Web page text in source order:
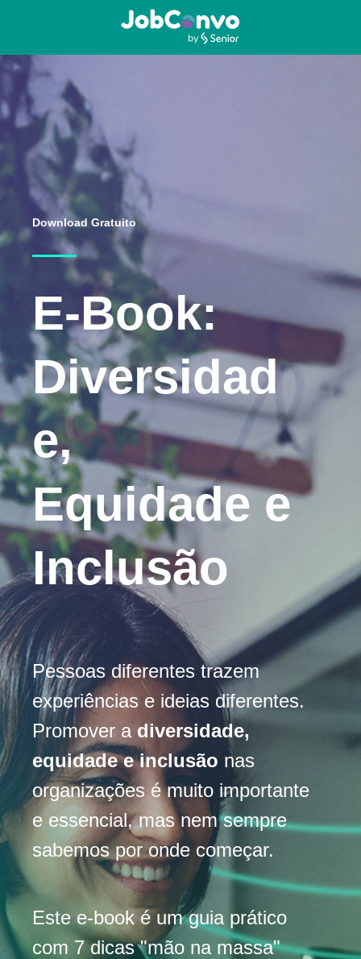
Download Gratuito
E-Book:
Diversidad
e,
Equidade e
Inclusão
Pessoas diferentes trazem
experiências e ideias diferentes.
Promover a diversidade,
equidade e inclusão nas
organizações é muito importante
e essencial, mas nem sempre
sabemos por onde começar.
Este e-book é um guia prático
com 7 dicas "mão na massa"